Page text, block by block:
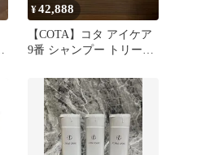
¥42,888
【COTA】コタ アイケア
9番 シャンプー トリート